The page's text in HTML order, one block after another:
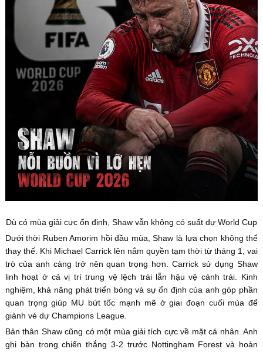
Dù có mùa giải cực ổn định, Shaw vẫn không có suất dự World Cup
Dưới thời Ruben Amorim hồi đầu mùa, Shaw là lựa chọn không thể
thay thế. Khi Michael Carrick lên nắm quyền tạm thời từ tháng 1, vai
trò của anh càng trở nên quan trọng hơn. Carrick sử dụng Shaw
linh hoạt ở cả vị trí trung vệ lệch trái lẫn hậu vệ cánh trái. Kinh
nghiệm, khả năng phát triển bóng và sự ổn định của anh góp phần
quan trọng giúp MU bứt tốc mạnh mẽ ở giai đoạn cuối mùa để
giành vé dự Champions League.
Bản thân Shaw cũng có một mùa giải tích cực về mặt cá nhân. Anh
ghi bàn trong chiến thắng 3-2 trước Nottingham Forest và hoàn